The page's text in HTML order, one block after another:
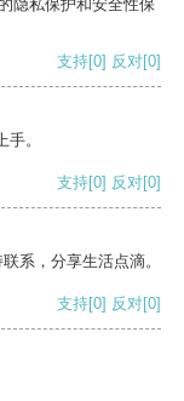
隐私保护和安全性保
支持[0] 反对[0]
。
支持[0] 反对[0]
系，分享生活点滴。
支持[0] 反对[0]